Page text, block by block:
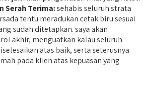
Serah Terima:sehabis seluruh strata
tentu meradukan cetak biru sesuai
sudah ditetapkan. saya akan
akhir, menguatkan kalau seluruh
atas baik, serta seterusnya
pada klien atas kepuasan yang